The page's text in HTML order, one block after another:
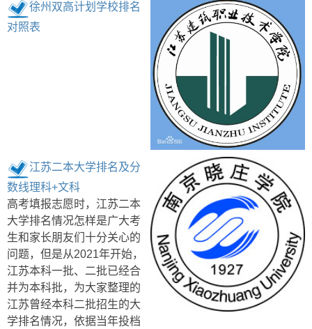
徐州双高计划学校排名
对照表
江苏二本大学排名及分
数线理科+文科
高考填报志愿时，江苏二本
大学排名情况怎样是广大考
生和家长朋友们十分关心的
问题，但是从2021年开始，
江苏本科一批、二批已经合
并为本科批，为大家整理的
江苏曾经本科二批招生的大
学排名情况，依据当年投档